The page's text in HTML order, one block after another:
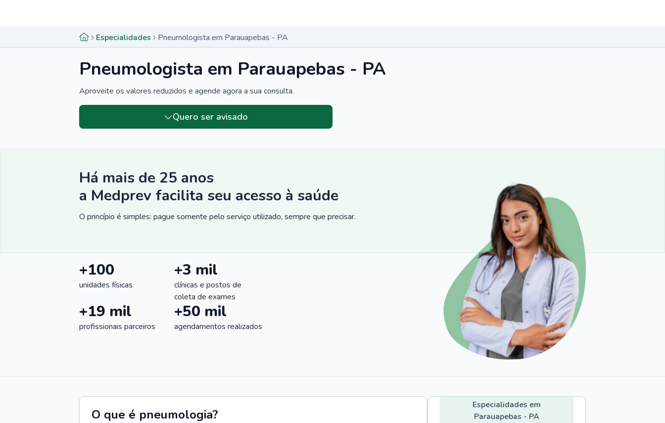
Especialidades Pneumologista em Parauapebas - PA
Pneumologista em Parauapebas - PA
Aproveite os valores reduzidos e agende agora a sua consulta.
Quero ser avisado
Menu lateral
Há mais de 25 anos
a Medprev facilita seu acesso à saúde
O princípio é simples: pague somente pelo serviço utilizado, sempre que precisar.
+100
unidades físicas
+3 mil
clínicas e postos de
coleta de exames
+19 mil
profissionais parceiros
+50 mil
agendamentos realizados
O que é pneumologia?
Especialidades em
Parauapebas - PA